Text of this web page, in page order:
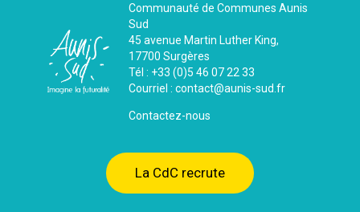
Communauté de Communes Aunis
Sud
45 avenue Martin Luther King,
17700 Surgères
Tél : +33 (0)5 46 07 22 33
Courriel : contact@aunis-sud.fr
Contactez-nous
La CdC recrute